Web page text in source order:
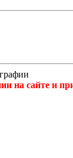
на сайте и